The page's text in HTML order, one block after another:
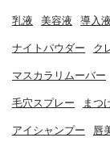
乳液 美容液 導入液
ナイトパウダー ク
マスカラリムーバー
毛穴スプレー まつ
アイシャンプー 唇